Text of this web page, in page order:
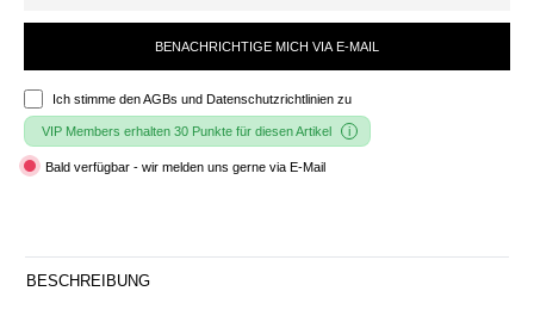
BENACHRICHTIGE MICH VIA E-MAIL
Ich stimme denAGBs und Datenschutzrichtlinien zu
VIP Members erhalten 30 Punkte für diesen Artikel
Bald verfügbar - wir melden uns gerne via E-Mail
BESCHREIBUNG